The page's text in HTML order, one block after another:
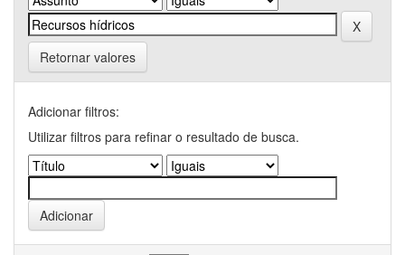
Retornar valores
Adicionar filtros:
Utilizar filtros para refinar o resultado de busca.